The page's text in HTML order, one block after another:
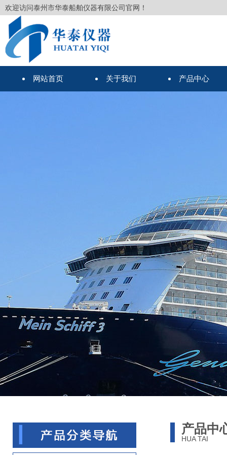
欢迎访问泰州市华泰船舶仪器有限公司官网！
网站首页 关于我们 产品中心
产品中
HUA TAI